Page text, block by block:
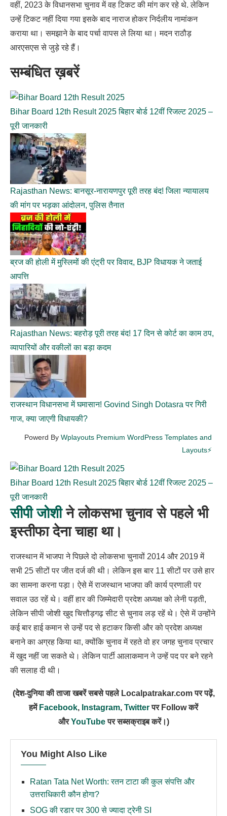
वहीं, 2023 के विधानसभा चुनाव में वह टिकट की मांग कर रहे थे. लेकिन
उन्हें टिकट नहीं दिया गया इसके बाद नाराज होकर निर्दलीय नामांकन
कराया था। समझाने के बाद पर्चा वापस ले लिया था। मदन राठौड़
आरएसएस से जुड़े रहे हैं।
सम्बंधित ख़बरें
Bihar Board 12th Result 2025 बिहार बोर्ड 12वीं रिजल्ट 2025 –
पूरी जानकारी
Rajasthan News: बानसूर-नारायणपुर पूरी तरह बंद! जिला न्यायालय
की मांग पर भड़का आंदोलन, पुलिस तैनात
ब्रज की होली में मुस्लिमों की एंट्री पर विवाद, BJP विधायक ने जताई
आपत्ति
Rajasthan News: बहरोड़ पूरी तरह बंद! 17 दिन से कोर्ट का काम ठप,
व्यापारियों और वकीलों का बड़ा कदम
राजस्थान विधानसभा में घमासान! Govind Singh Dotasra पर गिरी
गाज, क्या जाएगी विधायकी?
Powerd By Wplayouts Premium WordPress Templates and
Layouts⚡
Bihar Board 12th Result 2025 बिहार बोर्ड 12वीं रिजल्ट 2025 –
पूरी जानकारी
सीपी जोशीने लोकसभा चुनाव से पहले भी
इस्तीफा देना चाहा था।
राजस्थान में भाजपा ने पिछले दो लोकसभा चुनावों 2014 और 2019 में
सभी 25 सीटों पर जीत दर्ज की थी। लेकिन इस बार 11 सीटों पर उसे हार
का सामना करना पड़ा। ऐसे में राजस्थान भाजपा की कार्य प्रणाली पर
सवाल उठ रहें थे। वहीं हार की जिम्मेदारी प्रदेश अध्यक्ष को लेनी पड़ती,
लेकिन सीपी जोशी खुद चित्तौड़गढ़ सीट से चुनाव लड़ रहें थे। ऐसे में उन्होंने
कई बार हाई कमान से उन्हें पद से हटाकर किसी और को प्रदेश अध्यक्ष
बनाने का अग्रह किया था, क्योंकि चुनाव में रहते वो हर जगह चुनाव प्रचार
में खुद नहीं जा सकते थे। लेकिन पार्टी आलाकमान ने उन्हें पद पर बने रहने
की सलाह दी थी।
(देश-दुनिया की ताजा खबरें सबसे पहले Localpatrakar.com पर पढ़ें,
हमें Facebook, Instagram, Twitterपर Follow करें
औरYouTubeपर सब्सक्राइब करें।)
You Might Also Like
Ratan Tata Net Worth: रतन टाटा की कुल संपत्ति और
उत्तराधिकारी कौन होगा?
SOG की रडार पर 300 से ज्यादा ट्रेनी SI